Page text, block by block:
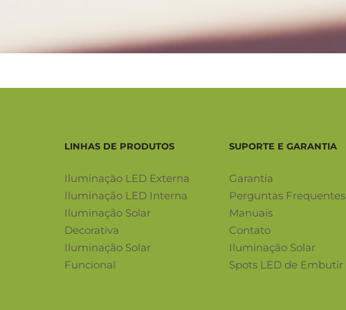
LINHAS DE PRODUTOS
Iluminação LED Externa
Iluminação LED Interna
Iluminação Solar
Decorativa
Iluminação Solar
Funcional
SUPORTE E GARANTIA
Garantia
Perguntas Frequentes
Manuais
Contato
Iluminação Solar
Spots LED de Embutir